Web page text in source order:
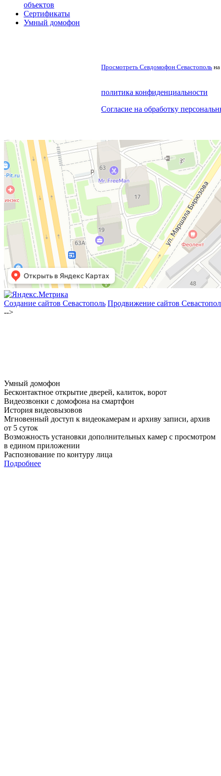
объектов
Сертификаты
Умный домофон
Просмотреть Севдомофон Севастополь на
политика конфиденциальности
Согласие на обработку
Создание сайтов Севастополь Продвижение сайтов
-->
Умный домофон
Бесконтактное открытие дверей, калиток, ворот
Видеозвонки с домофона на смартфон
История видеовызовов
Мгновенный доступ к видеокамерам и архиву записи, архив
от 5 суток
Возможность установки дополнительных камер с просмотром
в едином приложении
Распознование по контуру лица
Подробнее